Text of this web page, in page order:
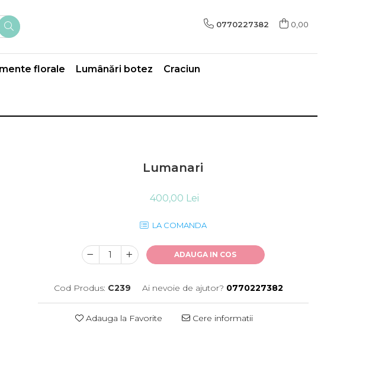
0770227382 0,00
florale Lumânări botez Craciun
Lumanari
400,00 Lei
LA COMANDA
ADAUGA IN COS
Cod Produs: C239 Ai nevoie de ajutor? 0770227382
Adauga la Favorite Cere informatii